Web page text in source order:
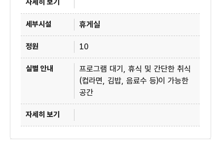
휴게실
10
프로그램 대기, 휴식 및 간단한 취식
(컵라면, 김밥, 음료수 등)이 가능한
공간